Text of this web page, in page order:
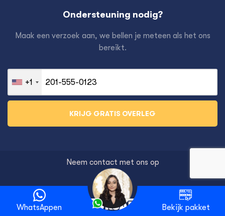
Ondersteuning nodig?
Maak een verzoek aan, we bellen je meteen als het ons
bereikt.
+1
Neem contact met ons op
WhatsAppen Bekijk pakket